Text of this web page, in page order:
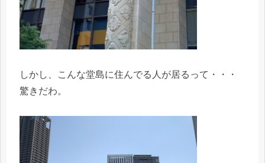
しかし、こんな堂島に住んでる人が居るって・・・
驚きだわ。